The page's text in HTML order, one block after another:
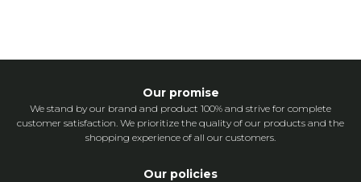
Our promise
We stand by our brand and product 100% and strive for complete
customer satisfaction. We prioritize the quality of our products and the
shopping experience of all our customers.
Our policies